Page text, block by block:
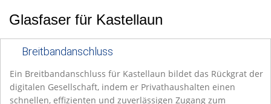
Glasfaser für Kastellaun
Breitbandanschluss
Ein Breitbandanschluss für Kastellaun bildet das Rückgrat der
digitalen Gesellschaft, indem er Privathaushalten einen
schnellen, effizienten und zuverlässigen Zugang zum